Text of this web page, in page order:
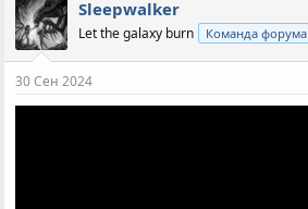
Sleepwalker
Let the galaxy burn Команда форума
30 Сен 2024